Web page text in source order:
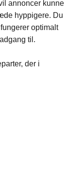
annoncer kunne
hyppigere. Du
optimalt
til.
der i